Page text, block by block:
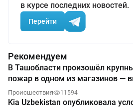
в курсе последних новостей.
Перейти
Рекомендуем
В Ташобласти произошёл
пожар в одном из магазинов —
Происшествия 11594
Kia Uzbekistan опубликовала